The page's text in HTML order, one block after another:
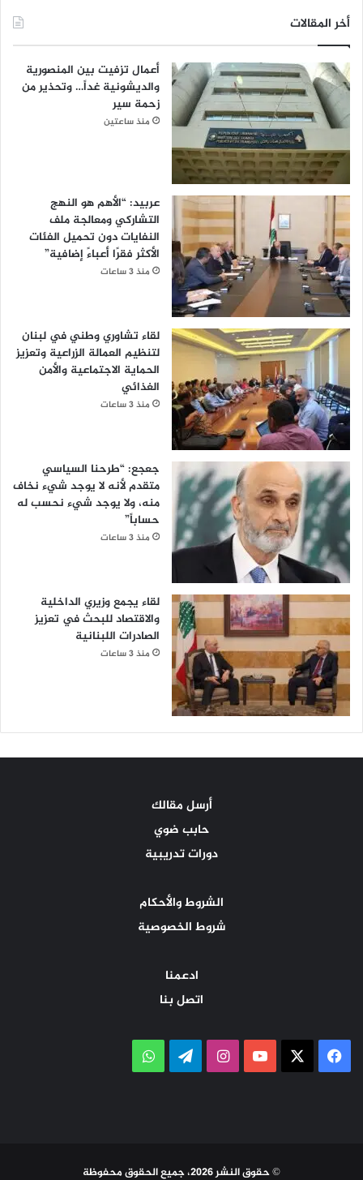
أخر المقالات
أعمال تزفيت بين المنصورية
والديشونية غداً… وتحذير من
زحمة سير
منذ ساعتين
عربيد: “الأهم هو النهج
التشاركي ومعالجة ملف
النفايات دون تحميل الفئات
الأكثر فقرًا أعباءً إضافية”
منذ 3 ساعات
لقاء تشاوري وطني في لبنان
لتنظيم العمالة الزراعية وتعزيز
الحماية الاجتماعية والأمن
الغذائي
منذ 3 ساعات
​جعجع: “طرحنا السياسي
متقدم لأنه لا يوجد شيء نخاف
منه، ولا يوجد شيء نحسب له
حساباً”
منذ 3 ساعات
لقاء يجمع وزيري الداخلية
والاقتصاد للبحث في تعزيز
الصادرات اللبنانية
منذ 3 ساعات
أرسل مقالك
حابب ضوي
دورات تدريبية
الشروط والأحكام
شروط الخصوصية
ادعمنا
اتصل بنا
فيسبوك ‫YouTubeانستقرامتيلقرامواتساب
© حقوق النشر 2026، جميع الحقوق محفوظة